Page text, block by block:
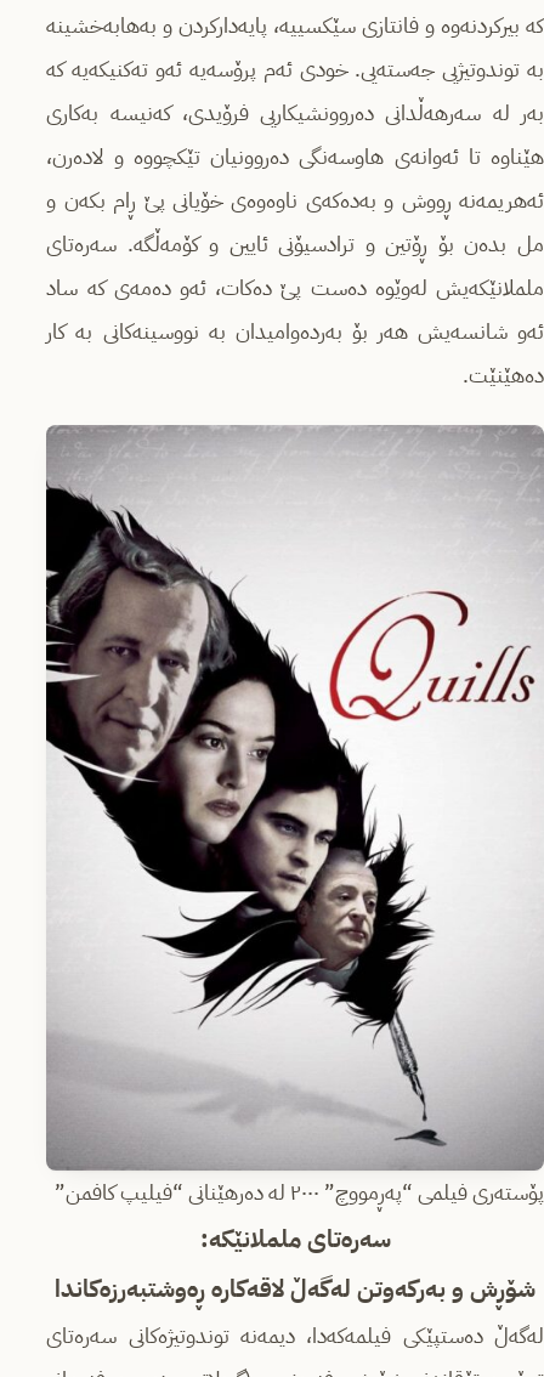
کە بیرکردنەوە و فانتازی سێکسییە، پایەدارکردن و بەهابەخشینە
بە توندوتیژیی جەستەیی. خودی ئەم پرۆسەیە ئەو تەکنیکەیە کە
بەر لە سەرهەڵدانی دەروونشیکاریی فرۆیدی، کەنیسە بەکاری
هێناوە تا ئەوانەی هاوسەنگی دەروونیان تێکچووە و لادەرن،
ئەهریمەنە ڕووش و بەدەکەی ناوەوەی خۆیانی پێ ڕام بکەن و
مل بدەن بۆ ڕۆتین و ترادسیۆنی ئایین و کۆمەڵگە. سەرەتای
ململانێکەیش لەوێوە دەست پێ دەکات، ئەو دەمەی کە ساد
ئەو شانسەیش هەر بۆ بەردەوامیدان بە نووسینەکانی بە کار
دەهێنێت.
پۆستەری فیلمی “پەڕمووچ” ٢٠٠٠ لە دەرهێنانی “فیلیپ کافمن”
سەرەتای ململانێکە:
شۆڕش و بەرکەوتن لەگەڵ لاقەکارە ڕەوشتبەرزەکاندا
لەگەڵ دەستپێکی فیلمەکەدا، دیمەنە توندوتیژەکانی سەرەتای